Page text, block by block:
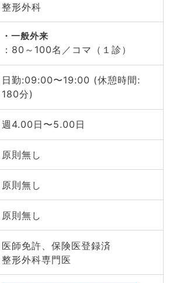
整形外科
一般外来
：80～100名／コマ（１診）
日勤:09:00〜19:00 (休憩時間:
180分)
週4.00日〜5.00日
原則無し
原則無し
原則無し
医師免許、保険医登録済
整形外科専門医